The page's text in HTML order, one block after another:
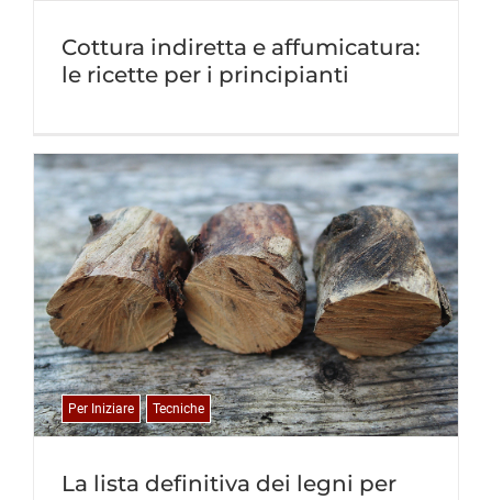
Cottura indiretta e affumicatura:
le ricette per i principianti
La lista definitiva dei legni per
Per Iniziare Tecniche